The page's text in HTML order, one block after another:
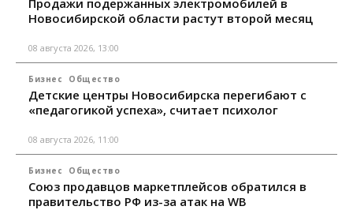
Новосибирской области растут второй месяц
08 августа 2026, 13:00
Бизнес Общество
Детские центры Новосибирска перегибают с
«педагогикой успеха», считает психолог
08 августа 2026, 11:00
Бизнес Общество
Союз продавцов маркетплейсов обратился в
правительство РФ из-за атак на WB